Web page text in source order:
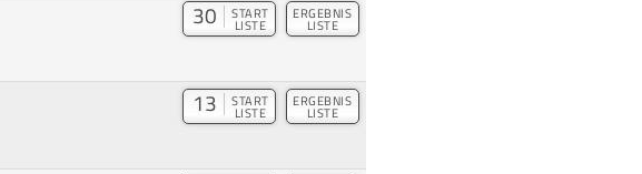
30 START
LISTE
ERGEBNIS
LISTE
13 START
LISTE
ERGEBNIS
LISTE